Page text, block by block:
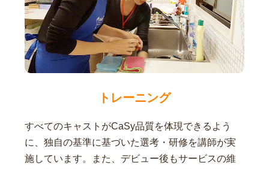
トレーニング
すべてのキャストがCaSy品質を体現できるよう
に、独自の基準に基づいた選考・研修を講師が実
施しています。また、デビュー後もサービスの維